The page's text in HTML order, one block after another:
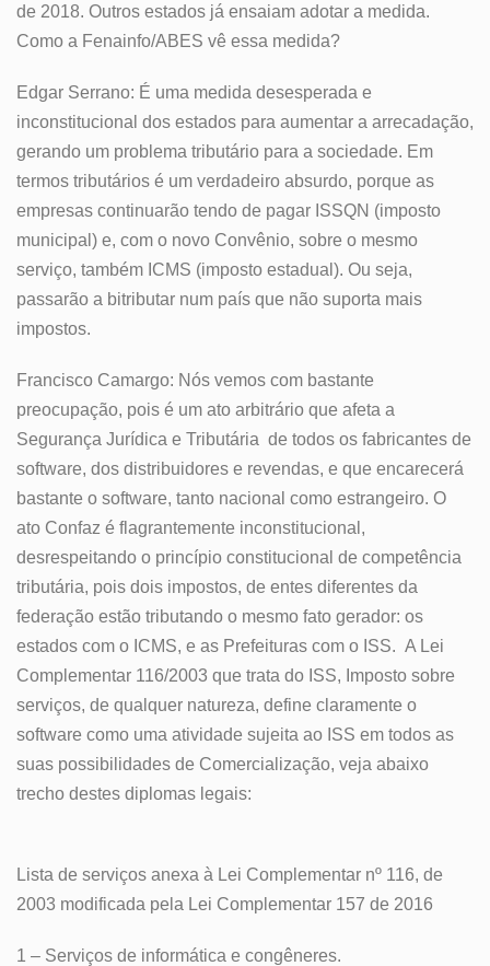
de 2018. Outros estados já ensaiam adotar a medida.
Como a Fenainfo/ABES vê essa medida?
Edgar Serrano: É uma medida desesperada e
inconstitucional dos estados para aumentar a arrecadação,
gerando um problema tributário para a sociedade. Em
termos tributários é um verdadeiro absurdo, porque as
empresas continuarão tendo de pagar ISSQN (imposto
municipal) e, com o novo Convênio, sobre o mesmo
serviço, também ICMS (imposto estadual). Ou seja,
passarão a bitributar num país que não suporta mais
impostos.
Francisco Camargo: Nós vemos com bastante
preocupação, pois é um ato arbitrário que afeta a
Segurança Jurídica e Tributária de todos os fabricantes de
software, dos distribuidores e revendas, e que encarecerá
bastante o software, tanto nacional como estrangeiro. O
ato Confaz é flagrantemente inconstitucional,
desrespeitando o princípio constitucional de competência
tributária, pois dois impostos, de entes diferentes da
federação estão tributando o mesmo fato gerador: os
estados com o ICMS, e as Prefeituras com o ISS. A Lei
Complementar 116/2003 que trata do ISS, Imposto sobre
serviços, de qualquer natureza, define claramente o
software como uma atividade sujeita ao ISS em todos as
suas possibilidades de Comercialização, veja abaixo
trecho destes diplomas legais:
Lista de serviços anexa à Lei Complementar nº 116, de
2003 modificada pela Lei Complementar 157 de 2016
1 – Serviços de informática e congêneres.